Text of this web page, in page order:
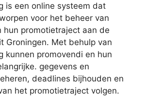
is een online systeem dat
voor het beheer van
hun promotietraject aan de
Groningen. Met behulp van
kunnen promovendi en hun
gegevens en
deadlines bijhouden en
het promotietraject volgen.